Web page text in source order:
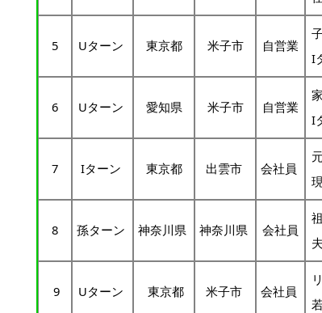
5 Uターン 東京都 米子市 自営業
I
6 Uターン 愛知県 米子市 自営業
I
7 Iターン 東京都 出雲市 会社員
8 孫ターン 神奈川県 神奈川県 会社員
9 Uターン 東京都 米子市 会社員